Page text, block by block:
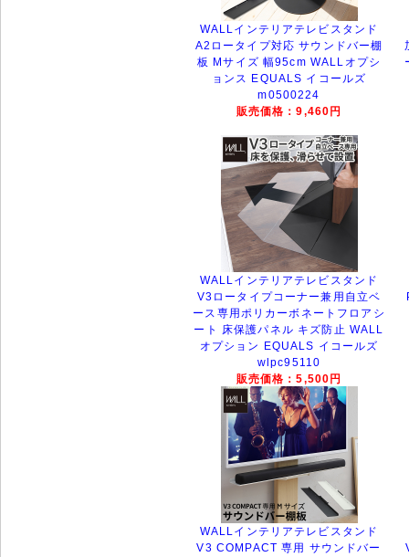
WALLインテリアテレビスタンド
A2ロータイプ対応 サウンドバー棚
板 Mサイズ 幅95cm WALLオプシ
ョンス EQUALS イコールズ
m0500224
販売価格：9,460円
WALLインテリアテレビスタンド
V3ロータイプコーナー兼用自立ベ
ース専用ポリカーボネートフロアシ
ート 床保護パネル キズ防止 WALL
オプション EQUALS イコールズ
wlpc95110
販売価格：5,500円
WALLインテリアテレビスタンド
V3 COMPACT 専用 サウンドバー